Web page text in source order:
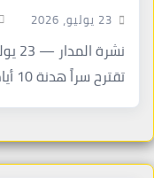
23 يوليو، 2026
تقترح سراً هدنة 10 أيام مع واشنطن ·…